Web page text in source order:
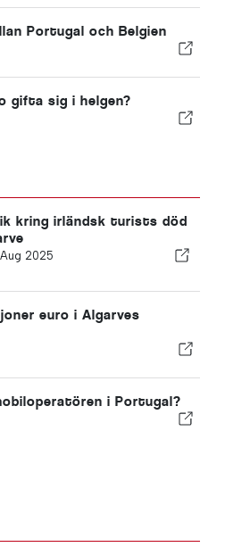
Portugal och Belgien
gifta sig i helgen?
kring irländsk turists död
2025
euro i Algarves
i Portugal?